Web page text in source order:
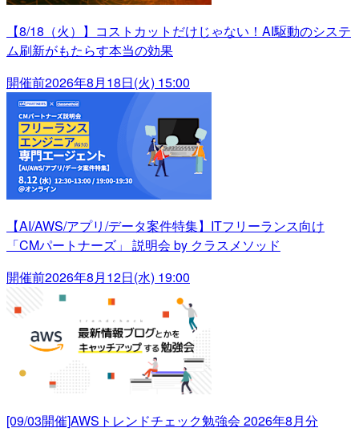
【8/18（火）】コストカットだけじゃない！AI駆動のシステ
ム刷新がもたらす本当の効果
開催前2026年8月18日(火) 15:00
【AI/AWS/アプリ/データ案件特集】ITフリーランス向け
「CMパートナーズ」 説明会 by クラスメソッド
開催前2026年8月12日(水) 19:00
[09/03開催]AWSトレンドチェック勉強会 2026年8月分